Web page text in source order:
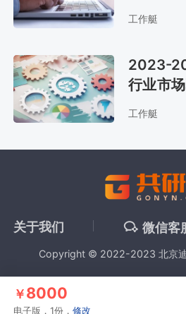
工作艇
2023-
行业市
工作艇
￥8000
电子版，1份，修改
关于我们 微信客
Copyright © 2022-2023 北京迪